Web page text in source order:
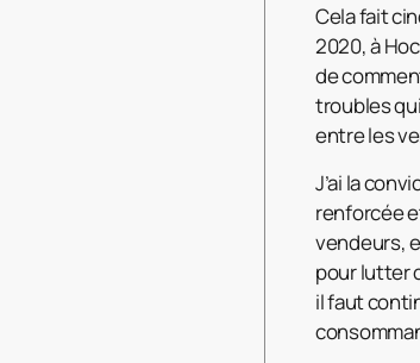
Cela fait
2020, à
de
troubles
entre les
J’ai la
renforcée
vendeurs,
pour lutter
il faut